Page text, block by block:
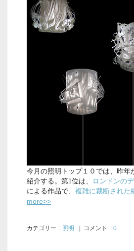
今月の照明トップ１０では、昨
紹介する。第1位は、
ロンドンの
による作品で、 複雑に裁断された
more>>
カテゴリー : 照明 | コメント : 0